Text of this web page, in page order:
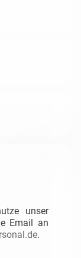
unser
Email an
.